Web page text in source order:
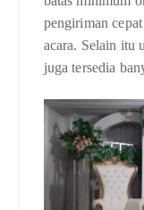
pengiriman
acara. Selain itu
juga tersedia